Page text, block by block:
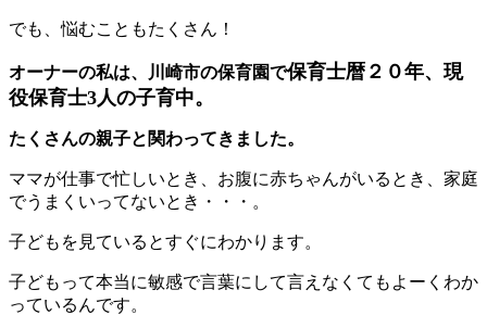
でも、悩むこともたくさん！
オーナーの私は、川崎市の保育園で保育士暦２０年、現
役保育士3人の子育中。
たくさんの親子と関わってきました。
ママが仕事で忙しいとき、お腹に赤ちゃんがいるとき、家庭
でうまくいってないとき・・・。
子どもを見ているとすぐにわかります。
子どもって本当に敏感で言葉にして言えなくてもよーくわか
っているんです。